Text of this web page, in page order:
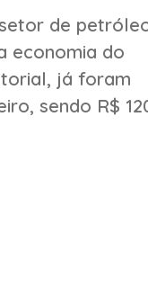
de
economia do
já foram
sendo R$